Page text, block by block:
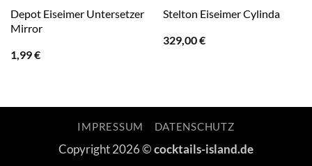
Depot Eiseimer Untersetzer
Mirror
1,99€
Stelton Eiseimer Cylinda
329,00€
IMPRESSUM DATENSCHUTZ
Copyright 2026 ©cocktails-island.de